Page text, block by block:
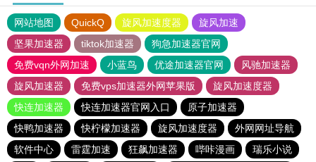
网站地图 QuickQ 旋风加速度器
旋风加速
坚果加速器
tiktok加速器
狗急加速器官网
免费vqn外网加速
小蓝鸟 优途加速器官网
风驰加速器
旋风加速器
免费vps加速器外网苹果版
旋风加速度器
快连加速器
快连加速器官网入口
原子加速器
快鸭加速器
快柠檬加速器 旋风加速度器
外网网址导航
软件中心
雷霆加速 狂飙加速器 哔咔漫画
瑞乐小说